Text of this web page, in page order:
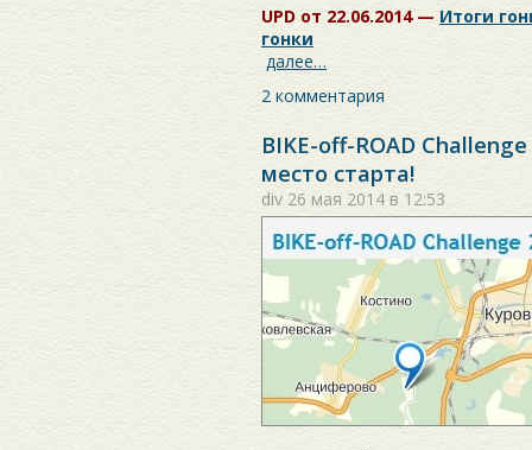
UPD от 22.06.2014 — Итоги
гонки
далее…
2 комментария
BIKE-off-ROAD
место старта!
div 26 мая 2014 в 12:53